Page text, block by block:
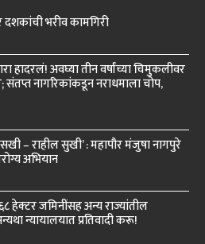
दशकांची भरीव कामगिरी
हादरलं! अवघ्या तीन वर्षांच्या चिमुकलीवर
संतप्त नागरिकांकडून नराधमाला चोप,
सखी – राहील सुखी’ : महापौर मंजुषा नागपुरे
अभियान
हेक्टर जमिनींसह अन्य राज्यांतील
न्यायालयात प्रतिवादी करू!